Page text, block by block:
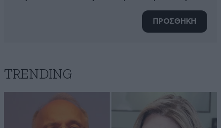
ΠΡΟΣΘΗΚΗ
TRENDING